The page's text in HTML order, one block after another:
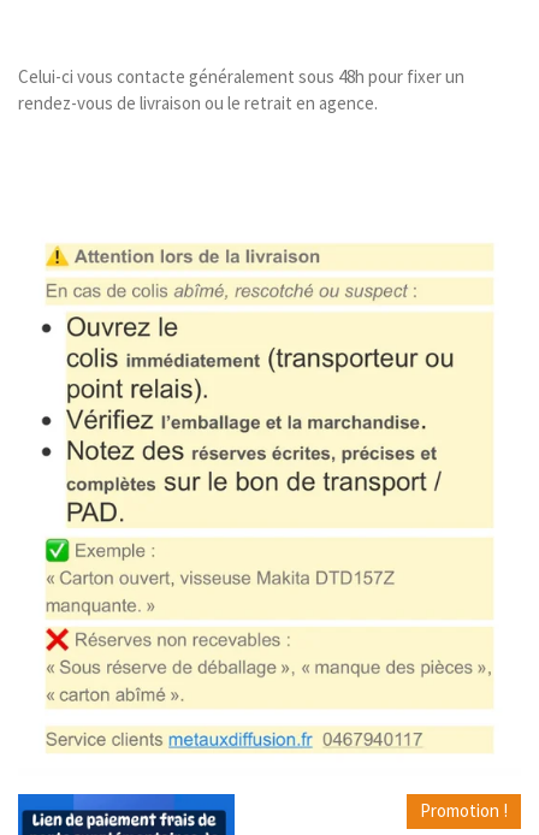
Celui-ci vous contacte généralement sous 48h pour fixer un
rendez-vous de livraison ou le retrait en agence.
Promotion !